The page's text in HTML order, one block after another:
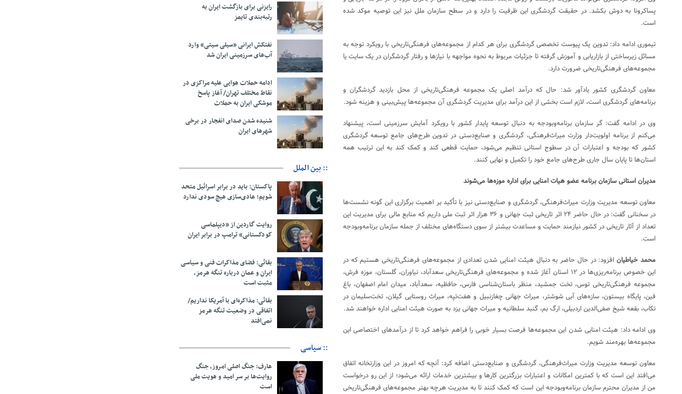
پساکرونا به دوش بکشد. در حقیقت گردشگری این ظرفیت را دارد و در سطح سازمان ملل نیز این توصیه موکد شده
است.
تیموری ادامه داد: تدوین یک پیوست تخصصی گردشگری برای هر کدام از مجموعه‌های فرهنگی‌تاریخی با رویکرد توجه به
مسائل زیرساختی از بازاریابی و آموزش گرفته تا جزئیات مربوط به نحوه مواجهه با نیازها و رفتار گردشگران در یک سایت یا
مجموعه‌های فرهنگی‌تاریخی ضرورت دارد.
معاون گردشگری کشور یادآور شد: حال که درآمد اصلی یک مجموعه فرهنگی‌تاریخی از محل بازدید گردشگران و
برنامه‌های گردشگری است، لازم است بخشی از این درآمد برای مدیریت گردشگری آن مجموعه‌ها پیش‌بینی و هزینه شود.
وی در ادامه گفت: گر سازمان برنامه‌وبودجه به دنبال توسعه پایدار کشور با رویکرد آمایش سرزمینی است، پیشنهاد
می‌کنم از برنامه اولویت‌دار وزارت میراث‌فرهنگی، گردشگری و صنایع‌دستی در تدوین طرح‌های جامع توسعه گردشگری
کشور که بودجه و اعتبارات آن در سطوح استانی تنظیم می‌شود، حمایت قطعی کند و کمک کند به این ترتیب همه
استان‌ها تا پایان سال جاری طرح‌های جامع خود را تکمیل و نهایی کنند.
مدیران استانی سازمان برنامه عضو هیات امنایی برای اداره موزه‌ها می‌شوند
معاون توسعه مدیریت وزارت میراث‌فرهنگی، گردشگری و صنایع‌دستی نیز با تأکید بر اهمیت برگزاری این گونه نشست‌ها
در سخنانی گفت: در حال حاضر ۲۴ اثر تاریخی ثبت جهانی و ۳۶ هزار اثر ثبت ملی داریم که منابع مالی برای مدیریت این
تعداد از آثار تاریخی در کشور نیازمند حمایت و مساعدت بیشتر از سوی دستگاه‌های مختلف از جمله سازمان برنامه‌وبودجه
است.
محمد خیاطیانافزود: در حال حاضر به دنبال هیئت امنایی شدن تعدادی از مجموعه‌های فرهنگی‌تاریخی هستیم که در
این خصوص برنامه‌ریزی‌ها در ۱۲ استان آغاز شده و مجموعه‌های فرهنگی‌تاریخی سعدآباد، نیاوران، گلستان، موزه فرش،
مجموعه فرهنگی‌تاریخی توس، تخت جمشید، منظر باستان‌شناسی فارس، حافظیه، سعدآباد، میدان امام اصفهان، باغ
فین، پایگاه بیستون، سازه‌های آبی شوشتر، میراث جهانی چغازنبیل و هفت‌تپه، میراث روستایی گیلان، تخت‌سلیمان در
تکاب، بقعه شیخ صفی‌الدین اردبیلی، ارگ بم، گنبد سلطانیه و میراث جهانی یزد به صورت هیئت امنایی اداره خواهند شد.
وی ادامه داد: هیئت امنایی شدن این مجموعه‌ها فرصت بسیار خوبی را فراهم خواهد کرد تا از درآمدهای اختصاصی این
مجموعه‌ها بهره‌مند شویم.
معاون توسعه مدیریت وزارت میراث‌فرهنگی، گردشگری و صنایع‌دستی اضافه کرد: آنچه که امروز در این وزارتخانه اتفاق
می‌افتد این است که با کمترین امکانات و اعتبارات بزرگترین کارها و بیشترین خدمات ارائه می‌شود؛ از این رو درخواست
من از مدیران محترم سازمان برنامه‌وبودجه این است که کمک کنند تا به مدیریت هرچه بهتر مجموعه‌های فرهنگی‌تاریخی
رایزنی برای بازگشت ایران به
رتبه‌بندی تایمز
نفتکش ایرانی «سیلی سیتی» وارد
آب‌های سرزمینی ایران شد
ادامه حملات هوایی علیه مراکزی در
نقاط مختلف تهران/ آغاز پاسخ
موشکی ایران به حملات
شنیده شدن صدای انفجار در برخی
شهرهای ایران
:: بین الملل
پاکستان: باید در برابر اسرائیل متحد
شویم؛ عادی‌سازی هیچ سودی ندارد
روایت گاردین از «دیپلماسی
کودکستانی» ترامپ در برابر ایران
بقائی: فضای مذاکرات فنی و سیاسی
ایران و عمان درباره تنگه هرمز،
مثبت است
بقائی: مذاکره‌ای با آمریکا نداریم/
اتفاقی در وضعیت تنگه هرمز
نمی‌افتد
:: سیاسی
عارف: جنگ اصلی امروز، جنگ
روایت‌ها بر سر امید و هویت ملی
است